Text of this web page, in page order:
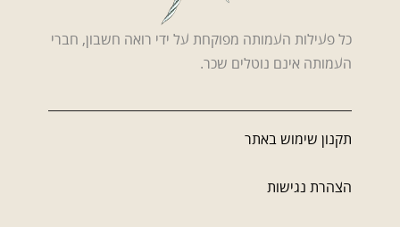
כל פעילות העמותה מפוקחת על ידי רואה חשבון, חברי
העמותה אינם נוטלים שכר.
תקנון שימוש באתר
הצהרת נגישות